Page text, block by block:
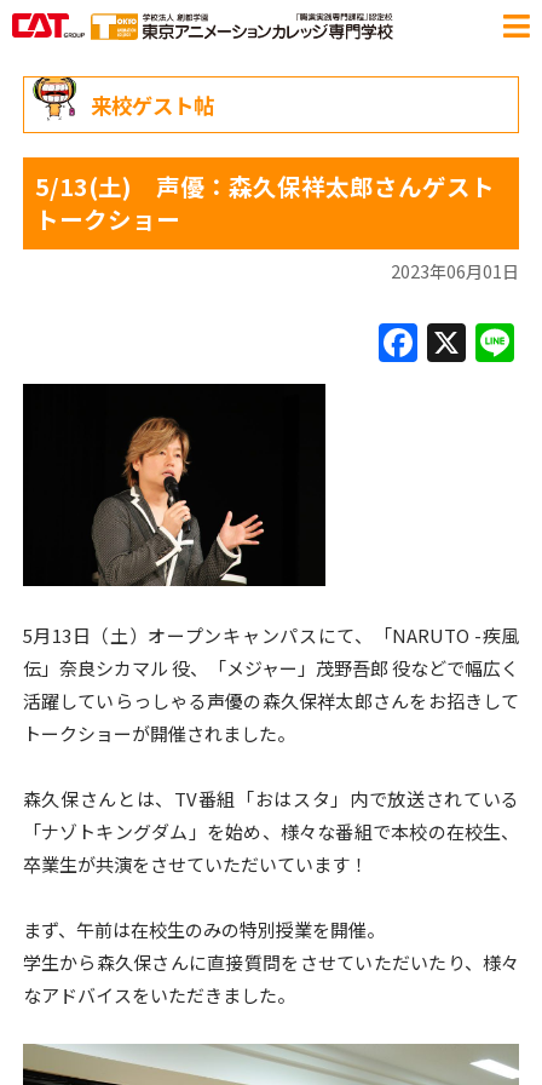
来校ゲスト帖
5/13(土) 声優：森久保祥太郎さんゲスト
トークショー
2023年06月01日
F
a
X
5月13日（土）オープンキャンパスにて、「NARUTO -疾風
伝」奈良シカマル 役、「メジャー」茂野吾郎 役などで幅広く
活躍していらっしゃる声優の森久保祥太郎さんをお招きして
トークショーが開催されました。
森久保さんとは、TV番組「おはスタ」内で放送されている
「ナゾトキングダム」を始め、様々な番組で本校の在校生、
卒業生が共演をさせていただいています！
まず、午前は在校生のみの特別授業を開催。
学生から森久保さんに直接質問をさせていただいたり、様々
なアドバイスをいただきました。